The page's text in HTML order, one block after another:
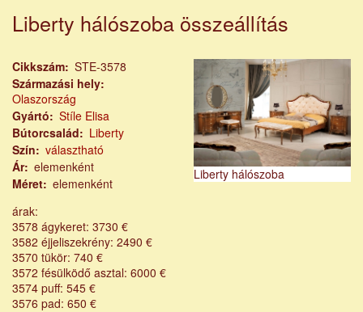
Liberty hálószoba összeállítás
Cikkszám STE-3578
Származási hely
Olaszország
Gyártó
Stíle Elisa
Bútorcsalád
Liberty
Szín
választható
Ár elemenként
Méret elemenként
árak:
3578 ágykeret: 3730 €
3582 éjjeliszekrény: 2490 €
3570 tükör: 740 €
3572 fésülködő asztal: 6000 €
3574 puff: 545 €
3576 pad: 650 €
Liberty hálószoba